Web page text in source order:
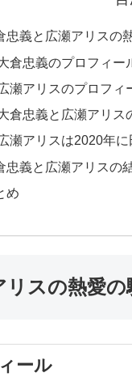
忠義と広瀬アリスの
倉忠義のプロフィー
瀬アリスのプロフィ
倉忠義と広瀬アリス
瀬アリスは2020年
忠義と広瀬アリスの
め
リスの熱愛
ール